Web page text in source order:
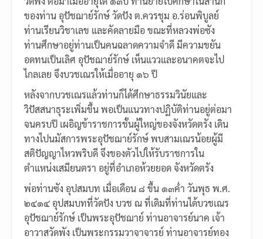
ของท่าน อุปัชฌาย์รักษ์ วัดปัง ต.ควรชุม อ.ร่อนพิบูลย์
ท่านเรียนวิชาเลข และคัดลายมือ ขณะที่หลวงพ่อซัง
ท่านศึกษาอยู่ท่านเป็นคนฉลาดความจำดี มีความขยัน
อดทนเป็นเลิศ อุปัชฌาย์รักษ์ เห็นแววและอนาคตจะไป
ไกลเลย จึงบวชเณรให้เมื่ออายุ ๑๖ ปี
หลังจากบวชเณรแล้วท่านก็ได้ศึกษาธรรมวินัยและ
วิปัสสนาธุระเพิ่มขึ้น พอเป็นแนวทางปฏิบัติท่านอยู่ต่อมา
จนครบปี เผอิญข้าราชการชั้นผู้ใหญ่ของจังหวัดตรัง เดิน
ทางไปนมัสการพระอุปัชฌาย์รักษ์ พบสามเณรน้อยผู้มี
สติปัญญาไหวพริบดี จึงของตัวไปให้รับราชการใน
ตำแหน่งเสมียนตรา อยู่ที่อำเภอห้วยยอด จังหวัดตรัง
พ่อท่านซัง อุปสมบท เมื่อเดือน ๘ ขึ้น ๑๓ค่ำ วันพุธ พ.ศ.
๒๔๑๔ อุปสมบทที่วัดปัง บวช ณ ที่เดิมที่ท่านได้บวชเณร
อุปัชฌาย์รักษ์ เป็นพระอุปัชฌาย์ ท่านอาจารย์นาค เจ้า
อาวาสวัดพัง เป็นพระกรรมวาจาจารย์ ท่านอาจารย์ทอง